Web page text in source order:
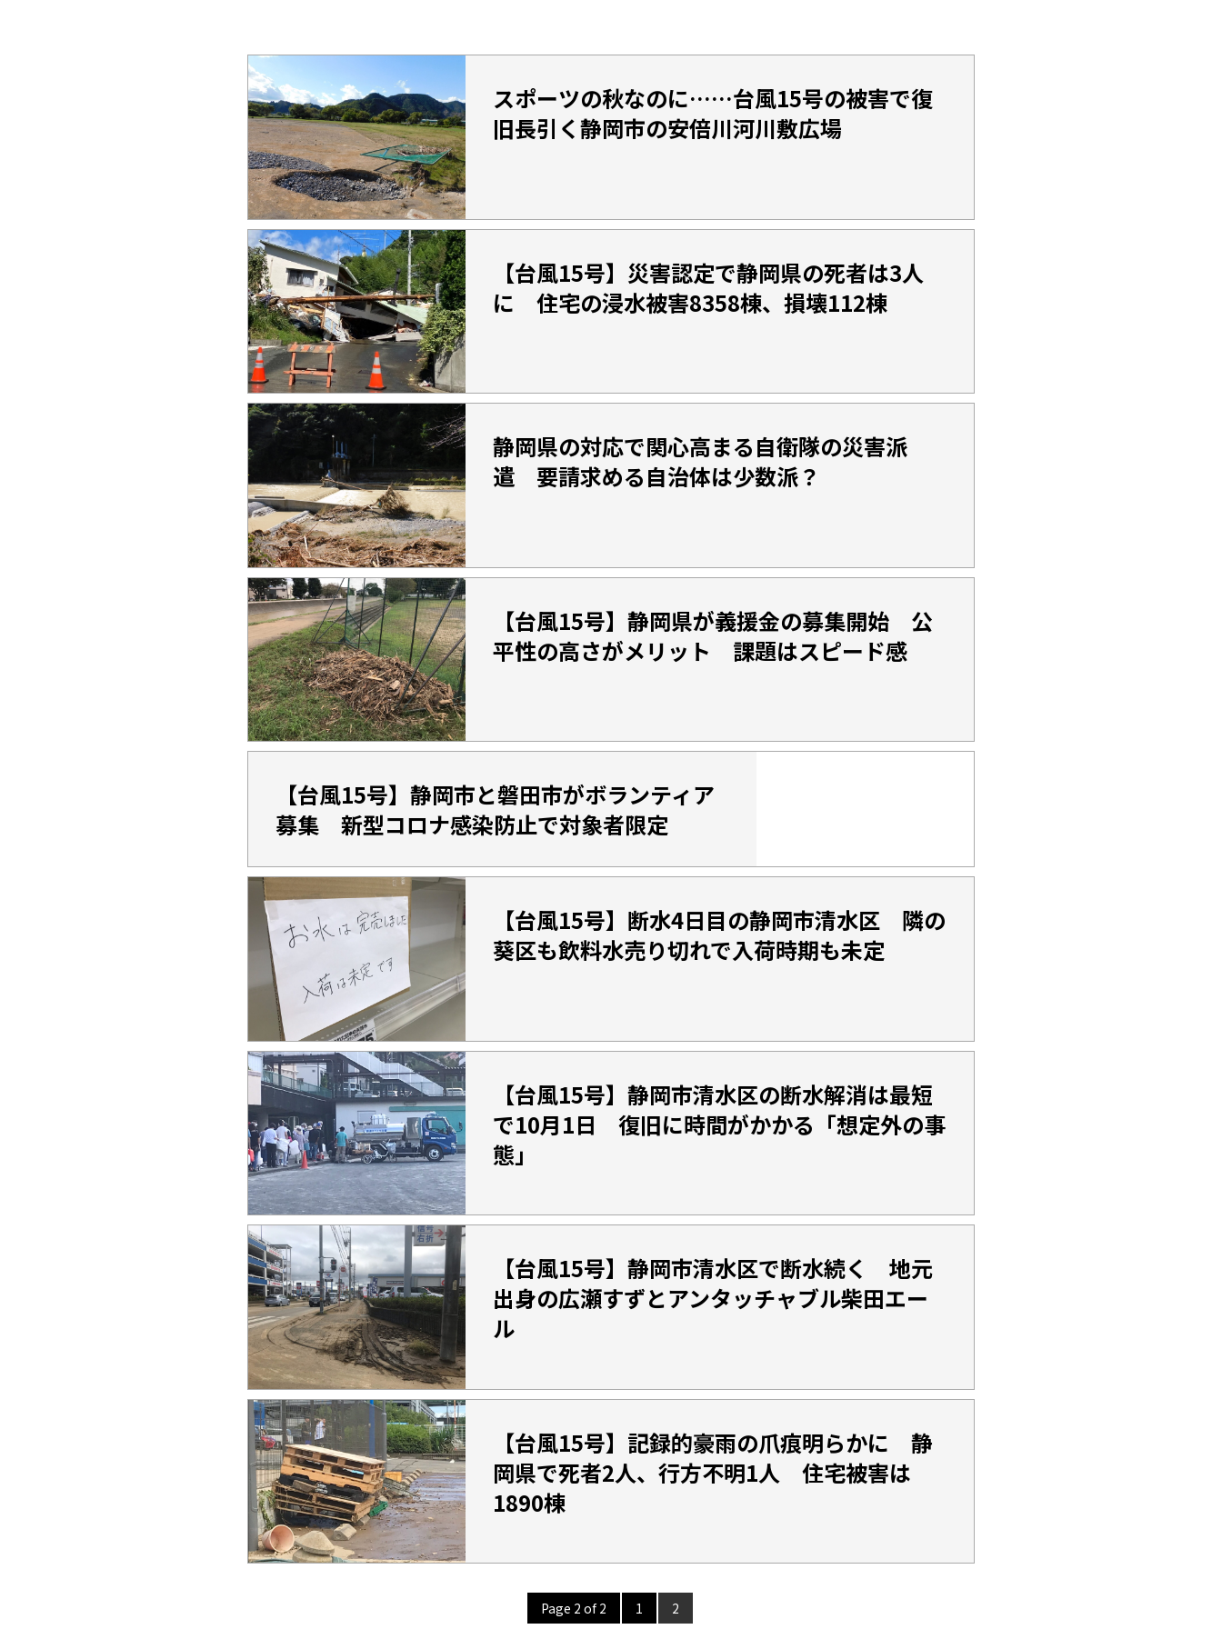
スポーツの秋なのに……台風15号の被害で復
旧長引く静岡市の安倍川河川敷広場
【台風15号】災害認定で静岡県の死者は3人
に 住宅の浸水被害8358棟、損壊112棟
静岡県の対応で関心高まる自衛隊の災害派
遣 要請求める自治体は少数派？
【台風15号】静岡県が義援金の募集開始 公
平性の高さがメリット 課題はスピード感
【台風15号】静岡市と磐田市がボランティア
募集 新型コロナ感染防止で対象者限定
【台風15号】断水4日目の静岡市清水区 隣の
葵区も飲料水売り切れで入荷時期も未定
【台風15号】静岡市清水区の断水解消は最短
で10月1日 復旧に時間がかかる「想定外の事
態」
【台風15号】静岡市清水区で断水続く 地元
出身の広瀬すずとアンタッチャブル柴田エー
ル
【台風15号】記録的豪雨の爪痕明らかに 静
岡県で死者2人、行方不明1人 住宅被害は
1890棟
Page 2 of 2 1 2